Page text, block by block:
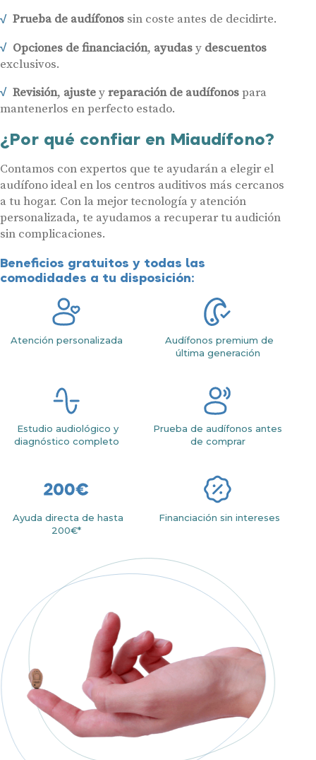
Prueba de audífonossin coste antes de decidirte.
Opciones de financiación, ayudasy descuentos
exclusivos.
Revisión, ajusteyreparación de audífonospara
mantenerlos en perfecto estado.
¿Por qué confiar en Miaudífono?
Contamos con expertos que te ayudarán a elegir el
audífono ideal en los centros auditivos más cercanos
a tu hogar. Con la mejor tecnología y atención
personalizada, te ayudamos a recuperar tu audición
sin complicaciones.
Beneficios gratuitos y todas las
comodidades a tu disposición:
Atención personalizada
Audífonos premium de
última generación
Estudio audiológico y
diagnóstico completo
Prueba de audífonos antes
de comprar
Ayuda directa de hasta
200€*
Financiación sin intereses